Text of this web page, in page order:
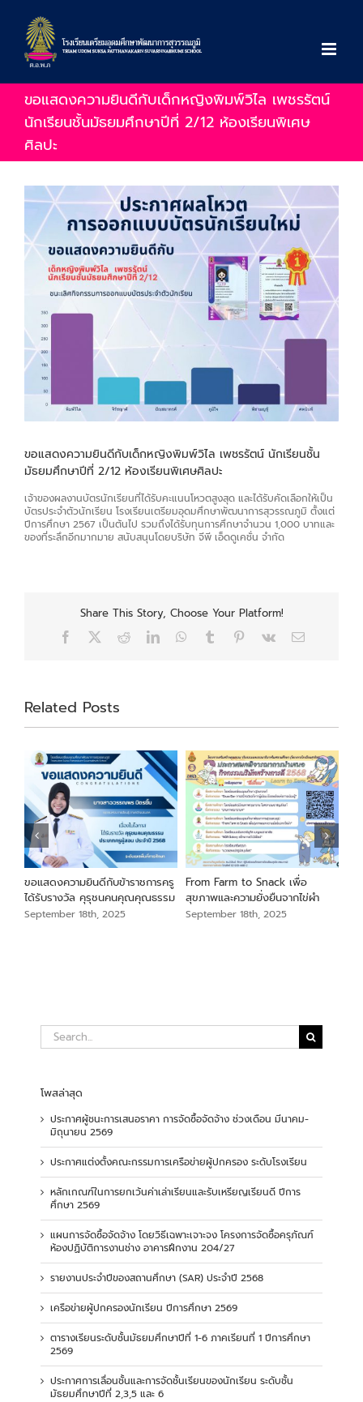
content
ขอแสดงความยินดีกับเด็กหญิงพิมพ์วิไล เพชรรัตน์
นักเรียนชั้นมัธยมศึกษาปีที่ 2/12 ห้องเรียนพิเศษ
ศิลปะ
View
Larger
Image
ขอแสดงความยินดีกับเด็กหญิงพิมพ์วิไล เพชรรัตน์ นักเรียนชั้น
มัธยมศึกษาปีที่ 2/12 ห้องเรียนพิเศษศิลปะ
เจ้าของผลงานบัตรนักเรียนที่ได้รับคะแนนโหวตสูงสุด และได้รับคัดเลือกให้เป็น
บัตรประจำตัวนักเรียน โรงเรียนเตรียมอุดมศึกษาพัฒนาการสุวรรณภูมิ ตั้งแต่
ปีการศึกษา 2567 เป็นต้นไป รวมถึงได้รับทุนการศึกษาจำนวน 1,000 บาทและ
ของที่ระลึกอีกมากมาย สนับสนุนโดยบริษัท จีพี เอ็ดดูเคชั่น จำกัด
Share This Story, Choose Your Platform!
Facebook RedditLinkedInWhatsApp
Tumblr Pinterest
Vk Email
Related Posts
ขอแสดงความยินดีกับข้าราชการครู
ได้รับรางวัล คุรุชนคนคุณคุณธรรม
September 18th, 2025
From Farm to Snack เพื่อ
สุขภาพและความยั่งยืนจากไข่ผำ
September 18th, 2025
Search
for:
โพสล่าสุด
ประกาศผู้ชนะการเสนอราคา การจัดซื้อจัดจ้าง ช่วงเดือน มีนาคม-
มิถุนายน 2569
ประกาศแต่งตั้งคณะกรรมการเครือข่ายผู้ปกครอง ระดับโรงเรียน
หลักเกณฑ์ในการยกเว้นค่าเล่าเรียนและรับเหรียญเรียนดี ปีการ
ศึกษา 2569
แผนการจัดซื้อจัดจ้าง โดยวิธีเฉพาะเจาะจง โครงการจัดซื้อครุภัณฑ์
ห้องปฏิบัติการงานช่าง อาคารฝึกงาน 204/27
รายงานประจำปีของสถานศึกษา (SAR) ประจำปี 2568
เครือข่ายผู้ปกครองนักเรียน ปีการศึกษา 2569
ตารางเรียนระดับชั้นมัธยมศึกษาปีที่ 1-6 ภาคเรียนที่ 1 ปีการศึกษา
2569
ประกาศการเลื่อนชั้นและการจัดชั้นเรียนของนักเรียน ระดับชั้น
มัธยมศึกษาปีที่ 2,3,5 และ 6